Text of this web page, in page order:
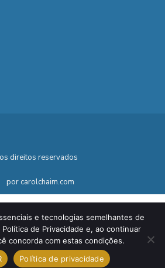
direitos reservados
por carolchaim.com
e tecnologias semelhantes de
de Privacidade e, ao continuar
concorda com estas condições.
Política de privacidade